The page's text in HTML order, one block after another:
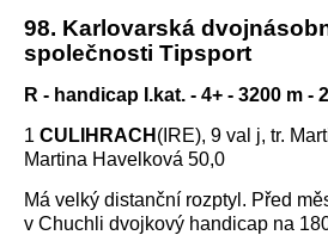
98. Karlovarská
společnosti Tipsport
R - handicap I.kat. - 4+ - 3200 m -
1 CULIHRACH (IRE), 9 val j, tr.
Martina Havelková 50,0
Má velký distanční rozptyl. Před
v Chuchli dvojkový handicap na